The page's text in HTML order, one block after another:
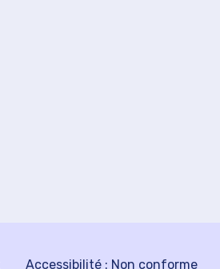
Accessibilité : Non conforme